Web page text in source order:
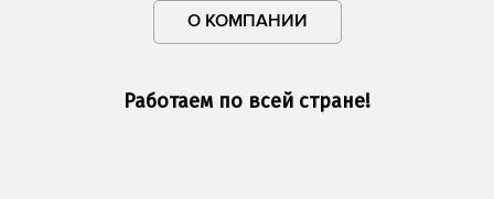
О КОМПАНИИ
Работаем по всей стране!